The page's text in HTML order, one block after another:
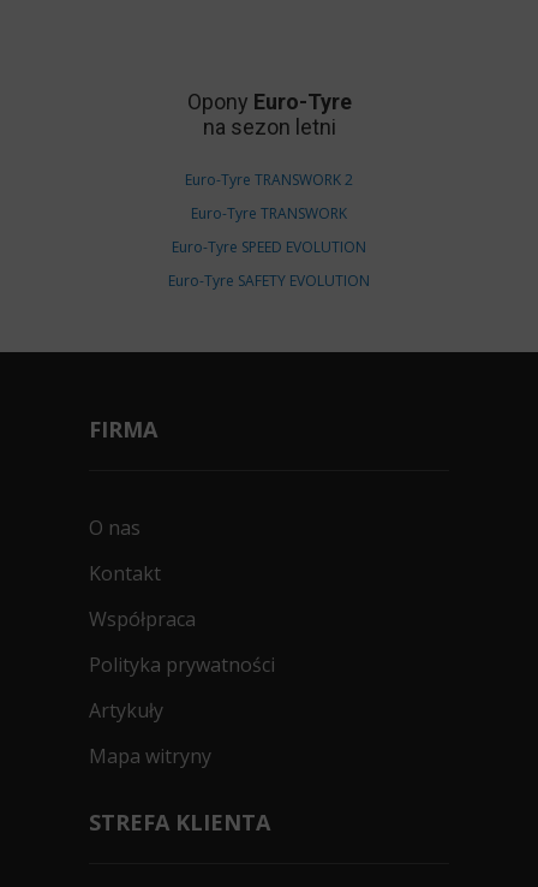
Opony Euro-Tyre
na sezon letni
Euro-Tyre TRANSWORK 2
Euro-Tyre TRANSWORK
Euro-Tyre SPEED EVOLUTION
Euro-Tyre SAFETY EVOLUTION
FIRMA
O nas
Kontakt
Współpraca
Polityka prywatności
Artykuły
Mapa witryny
STREFA KLIENTA